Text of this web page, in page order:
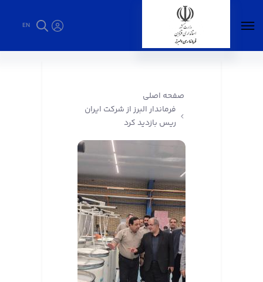
EN
صفحه اصلی
فرماندار البرز از شرکت ایران
ریس بازدید کرد